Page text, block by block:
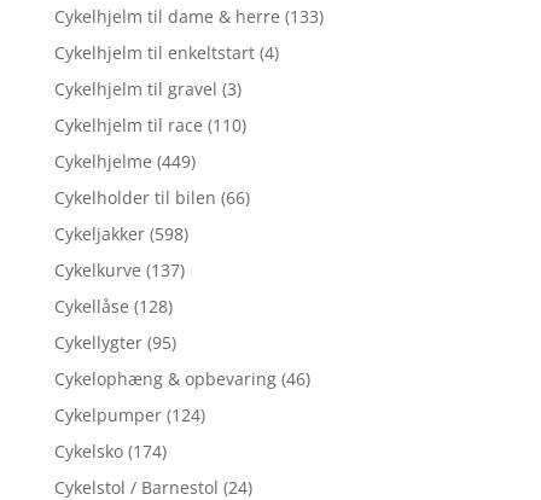
Cykelhjelm til dame & herre (133)
Cykelhjelm til enkeltstart (4)
Cykelhjelm til gravel (3)
Cykelhjelm til race (110)
Cykelhjelme (449)
Cykelholder til bilen (66)
Cykeljakker (598)
Cykelkurve (137)
Cykellåse (128)
Cykellygter (95)
Cykelophæng & opbevaring (46)
Cykelpumper (124)
Cykelsko (174)
Cykelstol / Barnestol (24)